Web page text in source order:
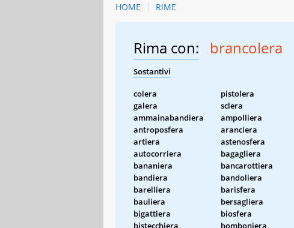
HOME RIME
Rima con: brancolera
Sostantivi
colera pistolera
galera
sclera
ammainabandiera
ampolliera
antroposfera
aranciera
artiera
astenosfera
autocorriera
bagagliera
bananiera
bancarottiera
bandiera
bandoliera
barelliera
barisfera
bauliera
bersagliera
bigattiera
biosfera
bistecchiera
bomboniera